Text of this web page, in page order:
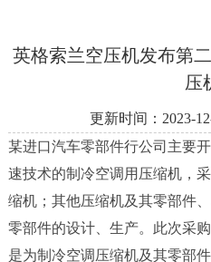
在
联
系
我
英格索兰空压机发布第
压
更新时间：2023-
某进口汽车零部件行公司主要
速技术的制冷空调用压缩机，
缩机；其他压缩机及其零部件
零部件的设计、生产。此次采
是为制冷空调压缩机及其零部